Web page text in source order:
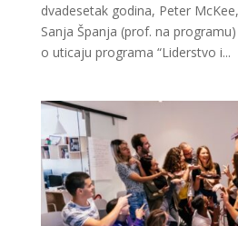
dvadesetak godina, Peter
Sanja Španja (prof. na
o uticaju programa “Liderstvo i...